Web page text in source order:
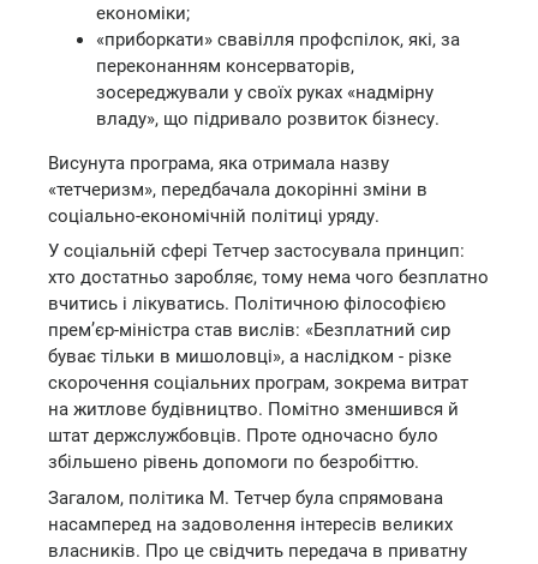
економіки;
«приборкати» свавілля профспілок, які, за
переконанням консерваторів,
зосереджували у своїх руках «надмірну
владу», що підривало розвиток бізнесу.
Висунута програма, яка отримала назву
«тетчеризм», передбачала докорінні зміни в
соціально-економічній політиці уряду.
У соціальній сфері Тетчер застосувала принцип:
хто достатньо заробляє, тому нема чого безплатно
вчитись і лікуватись. Політичною філософією
прем’єр-міністра став вислів: «Безплатний сир
буває тільки в мишоловці», а наслідком - різке
скорочення соціальних програм, зокрема витрат
на житлове будівництво. Помітно зменшився й
штат держслужбовців. Проте одночасно було
збільшено рівень допомоги по безробіттю.
Загалом, політика М. Тетчер була спрямована
насамперед на задоволення інтересів великих
власників. Про це свідчить передача в приватну